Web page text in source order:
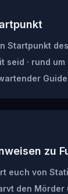
Startpunkt
seid · rund um
zu
euch von
den